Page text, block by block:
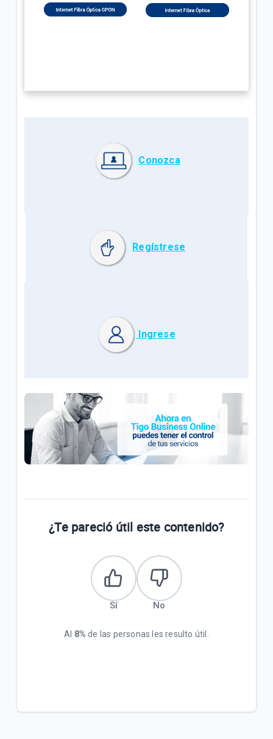
Conozca
Regístrese
Ingrese
¿Te pareció útil este contenido?
Sí No
Al 8% de las personas les resulto útil.